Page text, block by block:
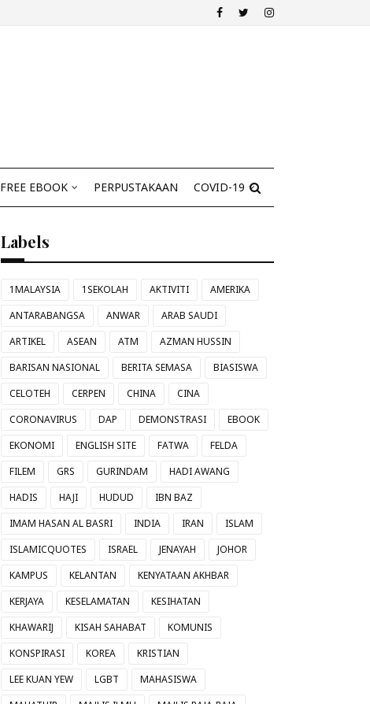
FREE EBOOK PERPUSTAKAAN COVID-19
Labels
1MALAYSIA 1SEKOLAH AKTIVITI
AMERIKA
ANTARABANGSA
ANWAR
ARAB SAUDI
ARTIKEL
ASEAN ATM
AZMAN HUSSIN
BARISAN NASIONAL
BERITA SEMASA
BIASISWA
CELOTEH
CERPEN CHINA
CINA
CORONAVIRUS
DAP DEMONSTRASI
EBOOK
EKONOMI
ENGLISH SITE FATWA
FELDA
FILEM
GRS GURINDAM
HADI AWANG
HADIS
HAJI HUDUD
IBN BAZ
IMAM HASAN AL BASRI
INDIA IRAN
ISLAM
ISLAMICQUOTES
ISRAEL JENAYAH
JOHOR
KAMPUS
KELANTAN
KENYATAAN AKHBAR
KERJAYA
KESELAMATAN
KESIHATAN
KHAWARIJ
KISAH SAHABAT
KOMUNIS
KONSPIRASI
KOREA
KRISTIAN
LEE KUAN YEW
LGBT
MAHASISWA